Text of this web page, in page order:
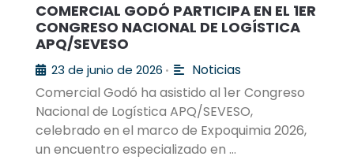
COMERCIAL GODÓ PARTICIPA EN EL 1ER
CONGRESO NACIONAL DE LOGÍSTICA
APQ/SEVESO
23 de junio de 2026 •
Noticias
Comercial Godó ha asistido al 1er Congreso
Nacional de Logística APQ/SEVESO,
celebrado en el marco de Expoquimia 2026,
un encuentro especializado en …